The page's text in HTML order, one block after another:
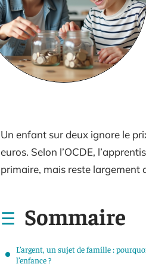
Un enfant sur deux ignore le
euros. Selon l’OCDE,
primaire, mais reste largement
Sommaire
L’argent, un sujet de famille :
l’enfance ?